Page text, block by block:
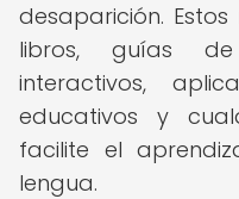
desaparición.
libros, guías de
interactivos,
educativos y
facilite el
lengua.